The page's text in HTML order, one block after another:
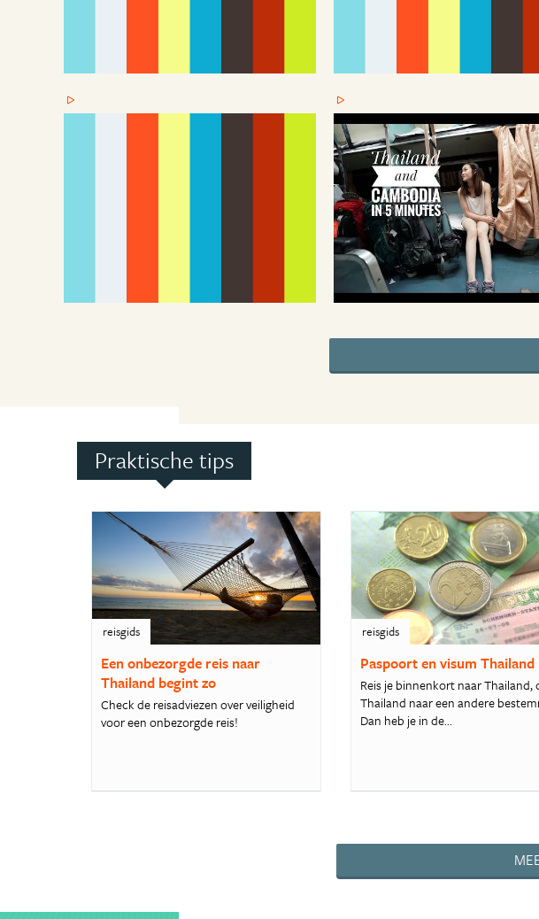
Praktische tips
reisgids
Een onbezorgde reis naar
Thailand begint zo
Check de reisadviezen over veiligheid
voor een onbezorgde reis!
reisgids
Paspoort en visum Thailand
Reis je binnenkort naar Thailand,
Thailand naar een andere
Dan heb je in de...